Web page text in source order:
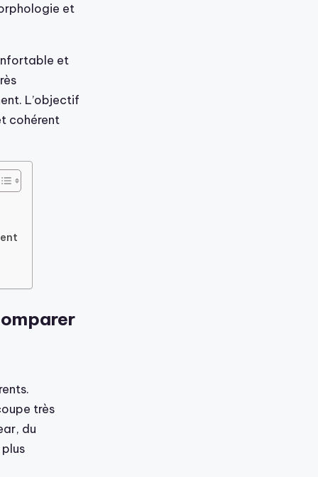
et
et
L’objectif
cohérent
très
du